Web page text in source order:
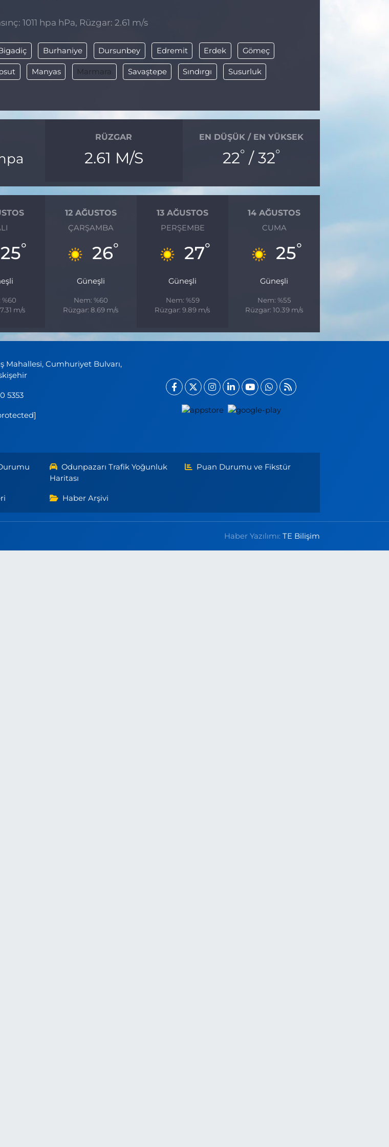
1011 hpa hPa, Rüzgar: 2.61 m/s
Burhaniye Dursunbey Edremit Erdek Gömeç
Manyas Marmara Savaştepe Sındırgı Susurluk
RÜZGAR
2.61 M/S
EN DÜŞÜK / EN YÜKSEK
22°/ 32°
25°
%60
m/s
12 AĞUSTOS
ÇARŞAMBA
26°
Güneşli
Nem: %60
Rüzgar: 8.69 m/s
13 AĞUSTOS
PERŞEMBE
27°
Güneşli
Nem: %59
Rüzgar: 9.89 m/s
14 AĞUSTOS
CUMA
25°
Güneşli
Nem: %55
Rüzgar: 10.39 m/s
Mahallesi, Cumhuriyet Bulvarı,
5353
Odunpazarı Trafik Yoğunluk
Haritası
Puan Durumu ve Fikstür
Haber Arşivi
Haber Yazılımı:TE Bilişim